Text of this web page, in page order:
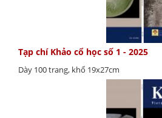
Tạp chí Khảo cổ học số 1 - 2025
Dày 100 trang, khổ 19x27cm